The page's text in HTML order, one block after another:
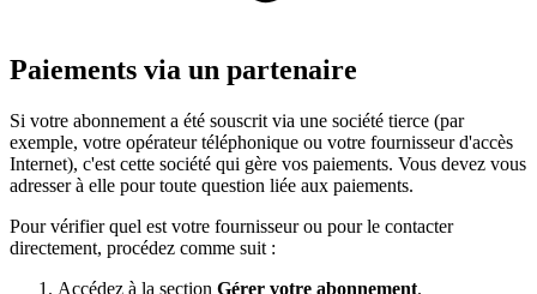
Paiements via un partenaire
Si votre abonnement a été souscrit via une société tierce (par
exemple, votre opérateur téléphonique ou votre fournisseur d'accès
Internet), c'est cette société qui gère vos paiements. Vous devez vous
adresser à elle pour toute question liée aux paiements.
Pour vérifier quel est votre fournisseur ou pour le contacter
directement, procédez comme suit :
Accédez à la section Gérer votre abonnement.